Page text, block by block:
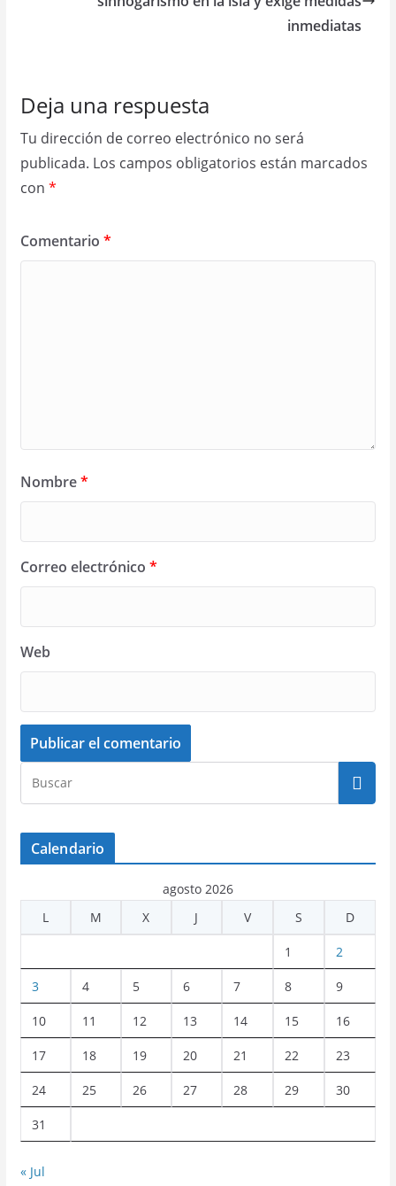
inmediatas
Deja una respuesta
Tu dirección de correo electrónico no será
publicada. Los campos obligatorios están marcados
con *
Comentario *
Nombre*
Correo electrónico *
Web
Calendario
agosto 2026
L
M X J V S D
1 2
3 4 5 6 7 8 9
10 11 12 13 14 15 16
17 18 19 20 21 22 23
24 25 26 27 28 29 30
31
« Jul